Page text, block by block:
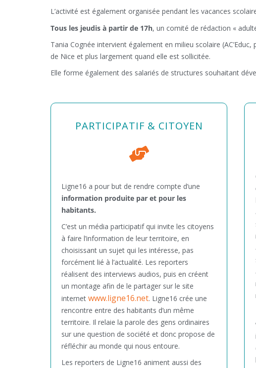
L’activité est également organisée pendant les vacances
Tous les jeudis à partir de 17h, un comité de rédaction «
Tania Cognée intervient également en milieu scolaire
de Nice et plus largement quand elle est sollicitée.
Elle forme également des salariés de structures souhaitant
PARTICIPATIF & CITOYEN
Ligne16 a pour but de rendre compte d’une
information produite par et pour les
habitants.
C’est un média participatif qui invite les citoyens
à faire l’information de leur territoire, en
choisissant un sujet qui les intéresse, pas
forcément lié à l’actualité. Les reporters
réalisent des interviews audios, puis en créent
un montage afin de le partager sur le site
internetwww.ligne16.net. Ligne16 crée une
rencontre entre des habitants d’un même
territoire. Il relaie la parole des gens ordinaires
sur une question de société et donc propose de
réfléchir au monde qui nous entoure.
Les reporters de Ligne16 animent aussi des